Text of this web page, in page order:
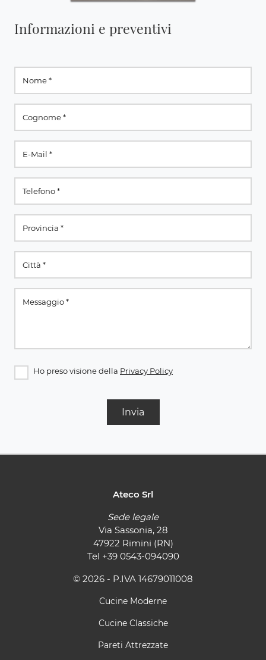
Informazioni e preventivi
Ho preso visione della Privacy Policy
Invia
Ateco Srl
Sede legale
Via Sassonia, 28
47922 Rimini (RN)
Tel +39 0543-094090
© 2026 - P.IVA 14679011008
Cucine Moderne
Cucine Classiche
Pareti Attrezzate